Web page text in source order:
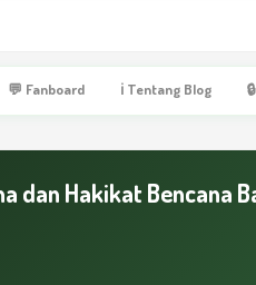
💬 Fanboard ℹ Tentang Blog
dan Hakikat Bencana